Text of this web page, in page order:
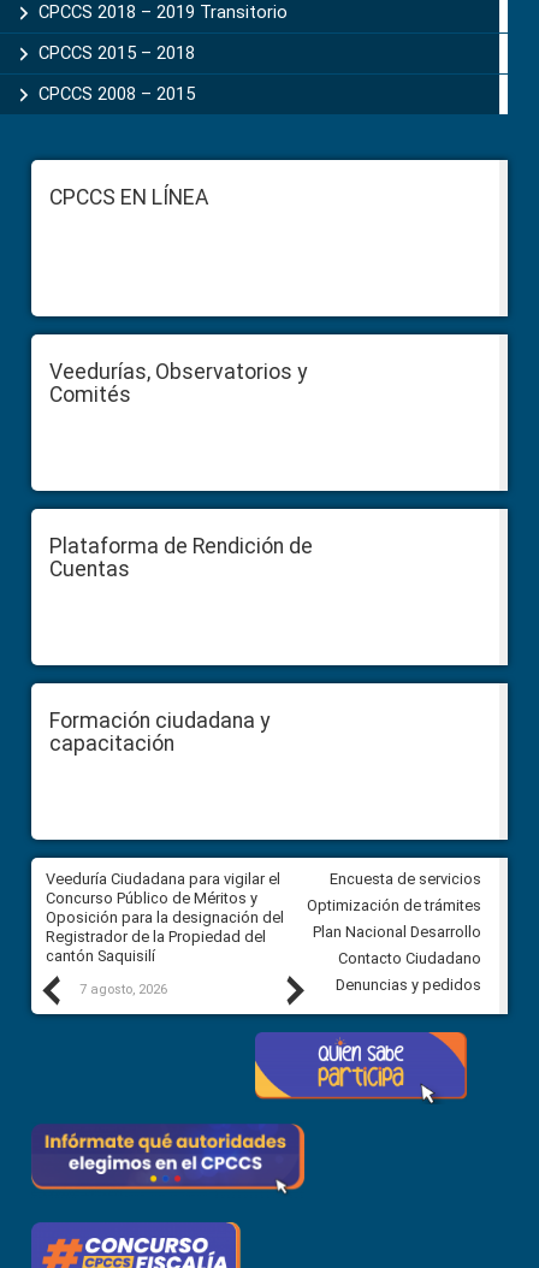
CPCCS 2018 – 2019 Transitorio
CPCCS 2015 – 2018
CPCCS 2008 – 2015
FooterCPCCS EN LÍNEA
Veedurías, Observatorios y
Comités
Plataforma de Rendición de
Cuentas
Formación ciudadana y
capacitación
Previous
Veeduría Ciudadana para vigilar el
Concurso Público de Méritos y
Oposición para la designación del
Registrador de la Propiedad del
cantón Saquisilí
7 agosto, 2026
Veeduría Ciudadana para
construcción del asfaltado de
Ballenita del cantón Santa
7 agosto, 2026
Next
Encuesta de servicios
Optimización de trámites
Plan Nacional Desarrollo
Contacto Ciudadano
Denuncias y pedidos